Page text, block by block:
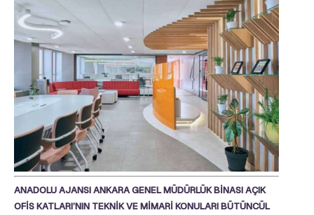
ANADOLU AJANSI ANKARA GENEL MÜDÜRLÜK BİNASI AÇIK
OFİS KATLARI’NIN TEKNİK VE MİMARİ KONULARI BÜTÜNCÜL